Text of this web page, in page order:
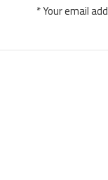
Your email